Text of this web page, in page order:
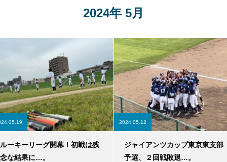
2024年 5月
ルーキーリーグ開幕！初戦は残
念な結果に…。
2024.05.12
ジャイアンツカップ東京東支部
予選、２回戦敗退…。